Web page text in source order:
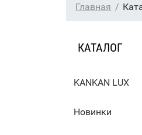
Главная
КАТАЛОГ
KANKAN LUX
Новинки